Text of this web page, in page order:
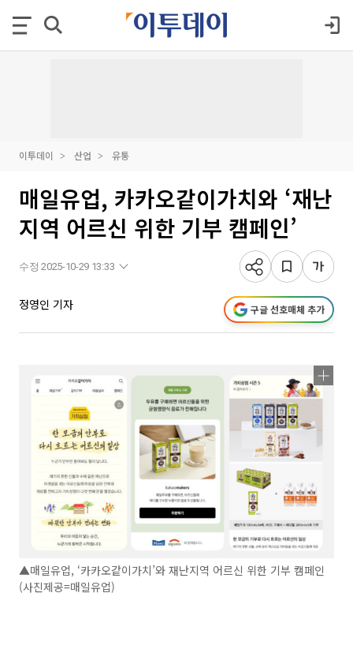
이투데이 산업 유통
매일유업, 카카오같이가치와 ‘재난
지역 어르신 위한 기부 캠페인’
수정 2025-10-29 13:33
정영인 기자 구글 선호매체 추가
▲매일유업, ‘카카오같이가치’와 재난지역 어르신 위한 기부 캠페인
(사진제공=매일유업)